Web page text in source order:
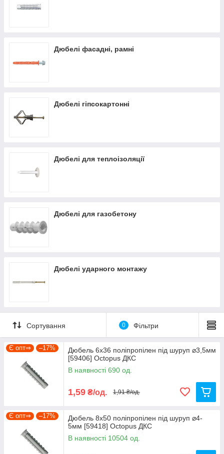
виробничих підприємств.
Дюбелі фасадні, рамні
Дюбелі гіпсокартонні
Дюбелі для теплоізоляції
Дюбелі для газобетону
Дюбелі ударного монтажу
Сортування 0 Фільтри
Є опт⇒ –17%
Дюбель 6х36 поліпропілен під шуруп ⌀3,5мм
[59406] Octopus ДКС
В наявності 690 од.
1,59 ₴/од. 1,91 ₴/од.
Є опт⇒ –17%
Дюбель 8х50 поліпропілен під шуруп ⌀4-
5мм [59418] Octopus ДКС
В наявності 10504 од.